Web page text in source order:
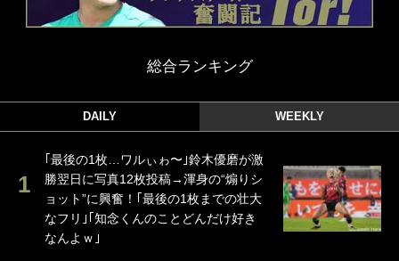
総合ランキング
DAILY WEEKLY
｢最後の1枚…ワルぃゎ〜｣鈴木優磨が激
勝翌日に写真12枚投稿→渾身の“煽りシ
ョット”に興奮！｢最後の1枚までの壮大
なフリ｣｢知念くんのことどんだけ好き
なんよｗ｣